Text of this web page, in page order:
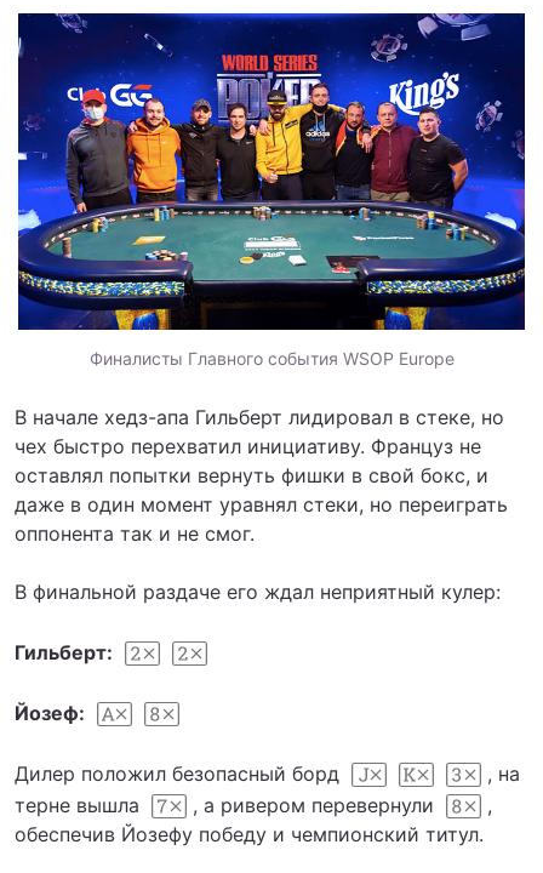
Финалисты Главного события WSOP Europe
В начале хедз-апа Гильберт лидировал в стеке, но
чех быстро перехватил инициативу. Француз не
оставлял попытки вернуть фишки в свой бокс, и
даже в один момент уравнял стеки, но переиграть
оппонента так и не смог.
В финальной раздаче его ждал неприятный кулер:
Гильберт:
Йозеф:
Дилер положил безопасный борд
, на
терне вышла
, а ривером перевернули
,
обеспечив Йозефу победу и чемпионский титул.